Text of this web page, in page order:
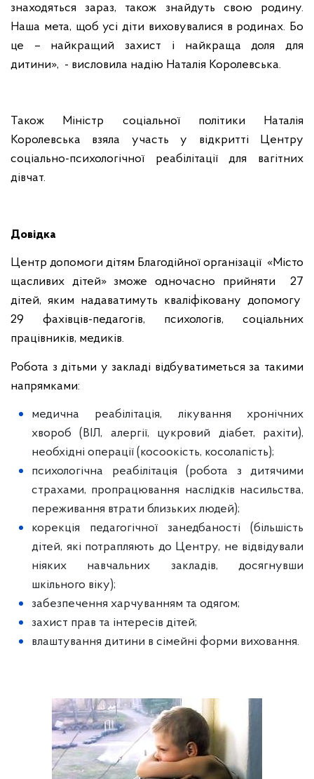
знаходяться зараз, також знайдуть свою родину.
Наша мета, щоб усі діти виховувалися в родинах. Бо
це – найкращий захист і найкраща доля для
дитини», - висловила надію Наталія Королевська.
Також Міністр соціальної політики Наталія
Королевська взяла участь у відкритті Центру
соціально-психологічної реабілітації для вагітних
дівчат.
Довідка
Центр допомоги дітям Благодійної організації «Місто
щасливих дітей»зможе одночасно прийняти 27
дітей, яким надаватимуть кваліфіковану допомогу
29 фахівців-педагогів, психологів, соціальних
працівників, медиків.
Робота з дітьми у закладі відбуватиметься за такими
напрямками:
медична реабілітація, лікування хронічних
хвороб (ВІЛ, алергії, цукровий діабет, рахіти),
необхідні операції (косоокість, косолапість);
психологічна реабілітація (робота з дитячими
страхами, пропрацювання наслідків насильства,
переживання втрати близьких людей);
корекція педагогічної занедбаності (більшість
дітей, які потрапляють до Центру, не відвідували
ніяких навчальних закладів, досягнувши
шкільного віку);
забезпечення харчуванням та одягом;
захист прав та інтересів дітей;
влаштування дитини в сімейні форми виховання.